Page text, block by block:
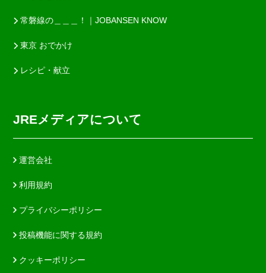
常磐線の＿＿＿！｜JOBANSEN KNOW
東京 おでかけ
レシピ・献立
JREメディアについて
運営会社
利用規約
プライバシーポリシー
投稿機能に関する規約
クッキーポリシー